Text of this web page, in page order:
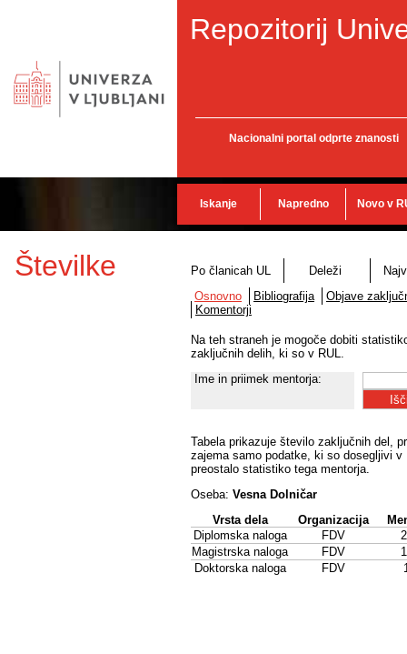
Repozitorij
Nacionalni portal odprte znanosti
Iskanje Napredno Novo v
Številke Po članicah UL Deleži
Osnovno
Bibliografija
Objave
Komentorji
Na teh straneh je mogoče dobiti
zaključnih delih, ki so v RUL.
Ime in priimek mentorja:
Tabela prikazuje število zaključnih del,
zajema samo podatke, ki so dosegljivi
preostalo statistiko tega mentorja.
Oseba: Vesna Dolničar
Vrsta dela
Organizacija
Diplomska naloga
FDV
Magistrska naloga
FDV
Doktorska naloga
FDV